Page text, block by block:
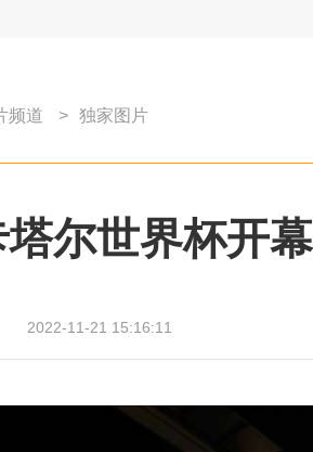
频道 > 独家图片
尔世界杯开
2022-11-21 15:16:11